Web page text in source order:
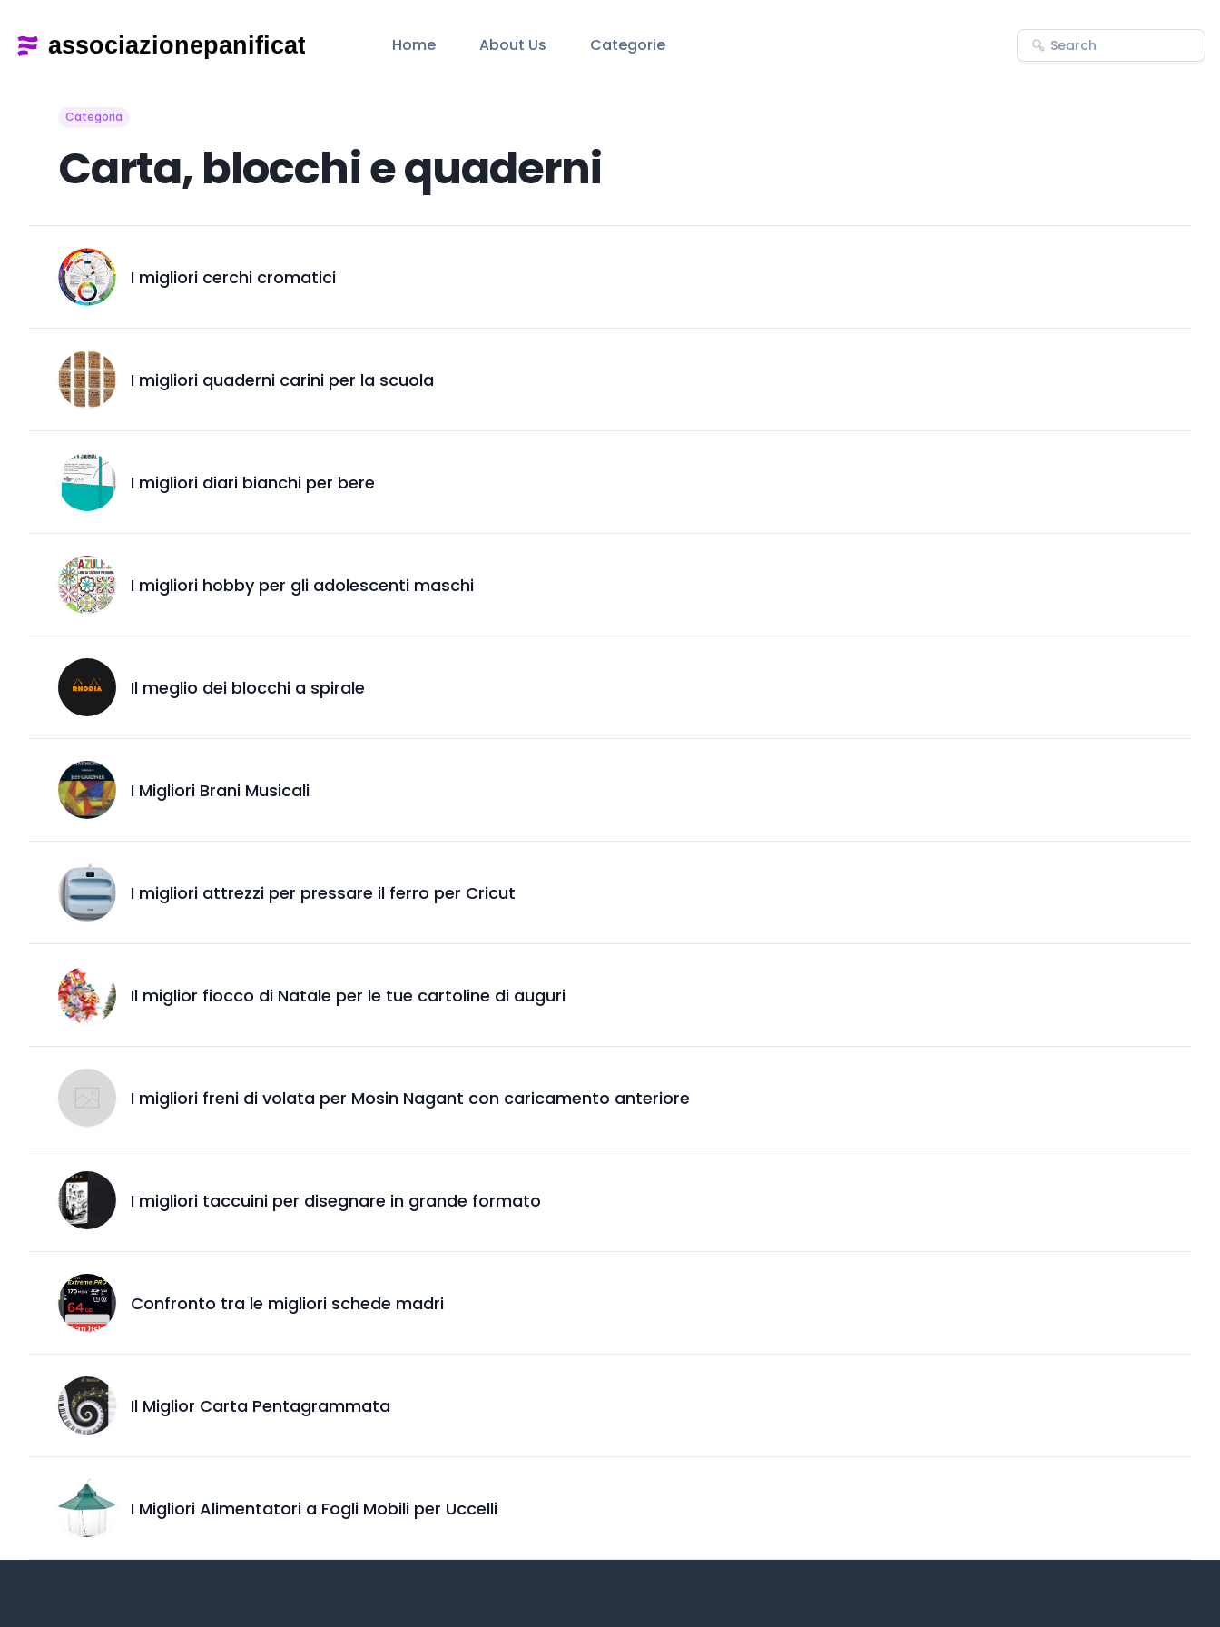
Home About Us Categorie
Categoria
Carta, blocchi e quaderni
I migliori cerchi cromatici
I migliori quaderni carini per la scuola
I migliori diari bianchi per bere
I migliori hobby per gli adolescenti maschi
Il meglio dei blocchi a spirale
I Migliori Brani Musicali
I migliori attrezzi per pressare il ferro per Cricut
Il miglior fiocco di Natale per le tue cartoline di auguri
I migliori freni di volata per Mosin Nagant con caricamento anteriore
I migliori taccuini per disegnare in grande formato
Confronto tra le migliori schede madri
Il Miglior Carta Pentagrammata
I Migliori Alimentatori a Fogli Mobili per Uccelli